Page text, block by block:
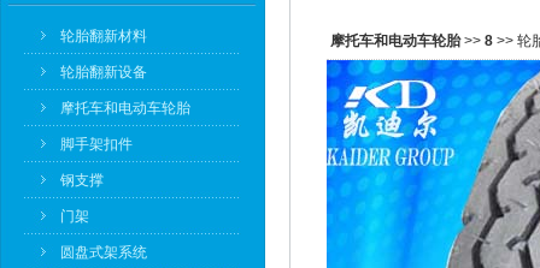
轮胎翻新材料
轮胎翻新设备
摩托车和电动车轮胎
脚手架扣件
钢支撑
门架
圆盘式架系统
摩托车和电动车轮胎>> 8 >> 轮